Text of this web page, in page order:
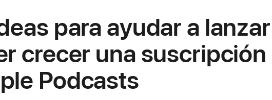
para ayudar a lanzar
crecer una suscripción
Podcasts